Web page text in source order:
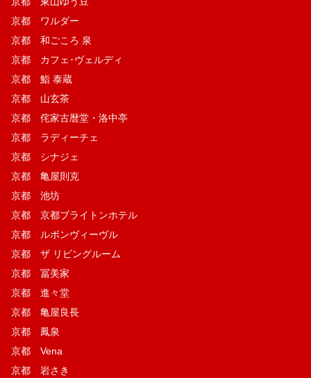
京都 ワルダー
京都 和ごころ 泉
京都 カフェ･ヴェルディ
京都 鮨 泰蔵
京都 山玄茶
京都 侘家古暦堂・洛中亭
京都 ラディーチェ
京都 シナジェ
京都 亀屋則克
京都 池坊
京都 京都ブライトンホテル
京都 ルボンヴィーヴル
京都 ザ リビングルーム
京都 冨美家
京都 進々堂
京都 亀屋良長
京都 鳳泉
京都 Vena
京都 岩さき